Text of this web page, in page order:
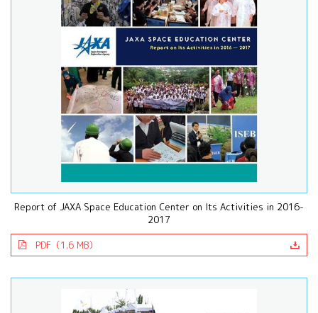
Report of JAXA Space Education Center on Its Activities in 2016-
2017
PDF（1.6 MB）